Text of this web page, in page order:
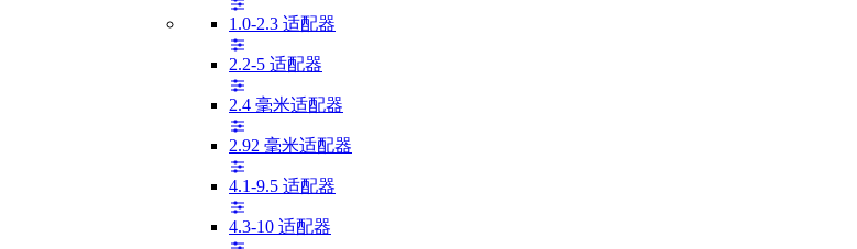
1.0-2.3 适配器
2.2-5 适配器
2.4 毫米适配器
2.92 毫米适配器
4.1-9.5 适配器
4.3-10 适配器